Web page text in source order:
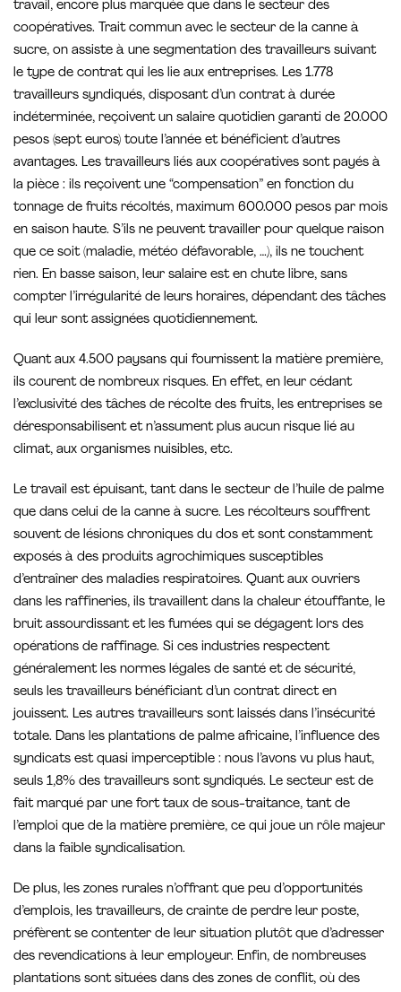
travail, encore plus marquée que dans le secteur des
coopératives. Trait commun avec le secteur de la canne à
sucre, on assiste à une segmentation des travailleurs suivant
le type de contrat qui les lie aux entreprises. Les 1.778
travailleurs syndiqués, disposant d’un contrat à durée
indéterminée, reçoivent un salaire quotidien garanti de 20.000
pesos (sept euros) toute l’année et bénéficient d’autres
avantages. Les travailleurs liés aux coopératives sont payés à
la pièce : ils reçoivent une “compensation” en fonction du
tonnage de fruits récoltés, maximum 600.000 pesos par mois
en saison haute. S’ils ne peuvent travailler pour quelque raison
que ce soit (maladie, météo défavorable, …), ils ne touchent
rien. En basse saison, leur salaire est en chute libre, sans
compter l’irrégularité de leurs horaires, dépendant des tâches
qui leur sont assignées quotidiennement.
Quant aux 4.500 paysans qui fournissent la matière première,
ils courent de nombreux risques. En effet, en leur cédant
l’exclusivité des tâches de récolte des fruits, les entreprises se
déresponsabilisent et n’assument plus aucun risque lié au
climat, aux organismes nuisibles, etc.
Le travail est épuisant, tant dans le secteur de l’huile de palme
que dans celui de la canne à sucre. Les récolteurs souffrent
souvent de lésions chroniques du dos et sont constamment
exposés à des produits agrochimiques susceptibles
d’entraîner des maladies respiratoires. Quant aux ouvriers
dans les raffineries, ils travaillent dans la chaleur étouffante, le
bruit assourdissant et les fumées qui se dégagent lors des
opérations de raffinage. Si ces industries respectent
généralement les normes légales de santé et de sécurité,
seuls les travailleurs bénéficiant d’un contrat direct en
jouissent. Les autres travailleurs sont laissés dans l’insécurité
totale. Dans les plantations de palme africaine, l’influence des
syndicats est quasi imperceptible : nous l’avons vu plus haut,
seuls 1,8% des travailleurs sont syndiqués. Le secteur est de
fait marqué par une fort taux de sous-traitance, tant de
l’emploi que de la matière première, ce qui joue un rôle majeur
dans la faible syndicalisation.
De plus, les zones rurales n’offrant que peu d’opportunités
d’emplois, les travailleurs, de crainte de perdre leur poste,
préfèrent se contenter de leur situation plutôt que d’adresser
des revendications à leur employeur. Enfin, de nombreuses
plantations sont situées dans des zones de conflit, où des